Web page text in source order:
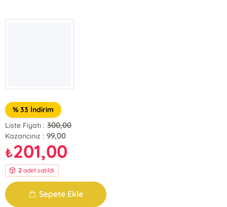
% 33 İndirim
Liste Fiyatı : 300,00
Kazancınız : 99,00
₺201,00
2 adet satıldı
Sepete Ekle